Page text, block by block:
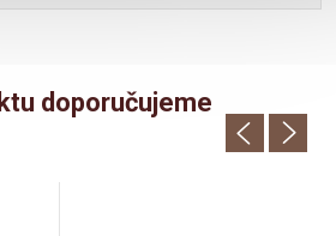
doporučujeme